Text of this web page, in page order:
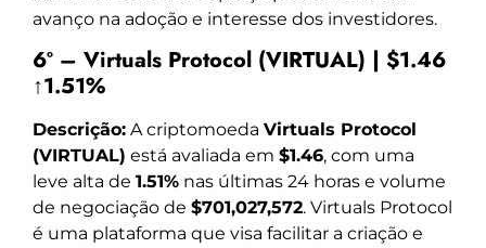
avanço na adoção e interesse dos investidores.
6º – Virtuals Protocol (VIRTUAL) | $1.46
↑1.51%
Descrição: A criptomoeda Virtuals Protocol
(VIRTUAL) está avaliada em $1.46, com uma
leve alta de 1.51% nas últimas 24 horas e volume
de negociação de $701,027,572. Virtuals Protocol
é uma plataforma que visa facilitar a criação e